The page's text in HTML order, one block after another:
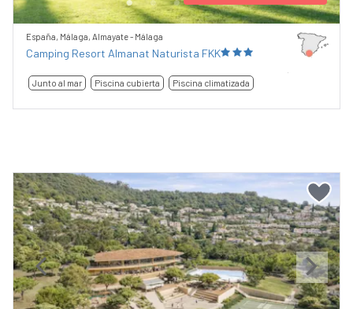
España, Málaga, Almayate - Málaga
Camping Resort Almanat Naturista FKK
Junto al mar Piscina cubierta Piscina climatizada
Previous Next